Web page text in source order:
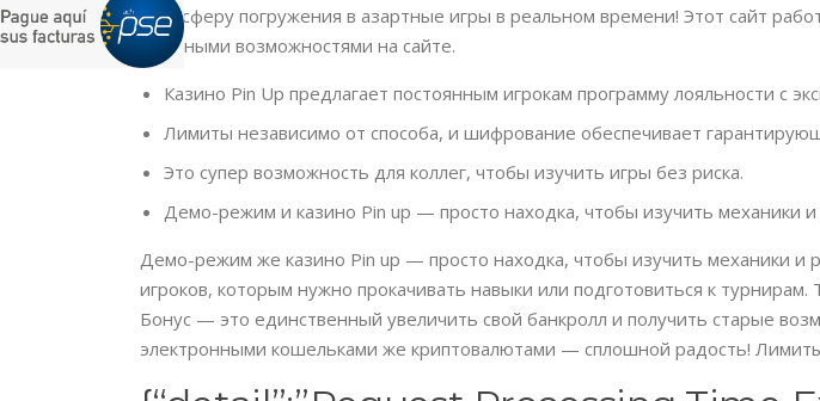
атмосферу погружения в азартные игры в реальном времени! Этот сайт
классными возможностями на сайте.
Казино Pin Up предлагает постоянным игрокам программу лояльности с
Лимиты независимо от способа, и шифрование обеспечивает
Это супер возможность для коллег, чтобы изучить игры без риска.
Демо-режим и казино Pin up — просто находка, чтобы изучить механики и
Демо-режим же казино Pin up — просто находка, чтобы изучить механики и
игроков, которым нужно прокачивать навыки или подготовиться к
Бонус — это единственный увеличить свой банкролл и получить старые
электронными кошельками же криптовалютами — сплошной радость!